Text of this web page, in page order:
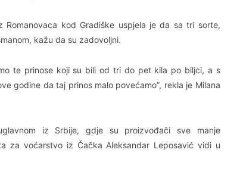
kod Gradiške uspjela je da sa tri sorte,
kažu da su zadovoljni.
te prinose koji su bili od tri do pet kila po biljci, a s
godine da taj prinos malo povećamo”, rekla je Milana
iz Srbije, gdje su proizvođači sve manje
za voćarstvo iz Čačka Aleksandar Leposavić vidi u